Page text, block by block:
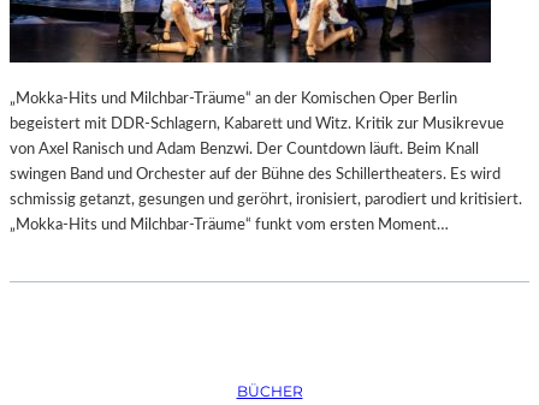
„Mokka-Hits und Milchbar-Träume“ an der Komischen Oper Berlin
begeistert mit DDR-Schlagern, Kabarett und Witz. Kritik zur Musikrevue
von Axel Ranisch und Adam Benzwi. Der Countdown läuft. Beim Knall
swingen Band und Orchester auf der Bühne des Schillertheaters. Es wird
schmissig getanzt, gesungen und geröhrt, ironisiert, parodiert und kritisiert.
„Mokka-Hits und Milchbar-Träume“ funkt vom ersten Moment…
BÜCHER